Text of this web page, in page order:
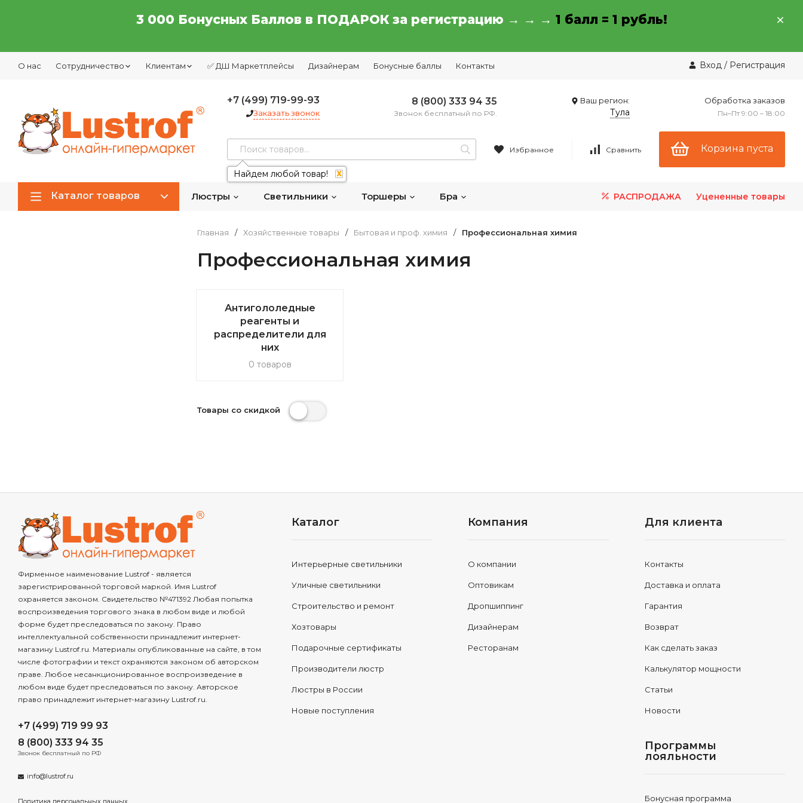
3 000 Бонусных Баллов в ПОДАРОК за регистрацию → → → 1 балл = 1 рубль!
О нас Сотрудничество Клиентам ✅ ДШ Маркетплейсы Дизайнерам Бонусные баллы Контакты Вход / Регистрация
+7 (499) 719-99-93
Заказать звонок
8 (800) 333 94 35
Звонок бесплатный по РФ.
Ваш регион:
Тула
Обработка заказов
Пн–Пт 9:00 – 18:00
Найдем любой товар! X
Избранное Сравнить Корзина пуста
Каталог товаров Люстры Светильники Торшеры Бра РАСПРОДАЖА Уцененные товары
Главная / Хозяйственные товары / Бытовая и проф. химия / Профессиональная химия
Профессиональная химия
Антигололедные
реагенты и
распределители для
них
0 товаров
Товары со скидкой
Фирменное наименование Lustrof - является
зарегистрированной торговой маркой. Имя Lustrof
охраняется законом. Свидетельство №471392 Любая попытка
воспроизведения торгового знака в любом виде и любой
форме будет преследоваться по закону. Право
интеллектуальной собственности принадлежит интернет-
магазину Lustrof.ru. Материалы опубликованные на сайте, в том
числе фотографии и текст охраняются законом об авторском
праве. Любое несанкционированное воспроизведение в
любом виде будет преследоваться по закону. Авторское
право принадлежит интернет-магазину Lustrof.ru.
+7 (499) 719 99 93
8 (800) 333 94 35
Звонок бесплатный по РФ
info@lustrof.ru
Политика персональных данных
Каталог
Интерьерные светильники
Уличные светильники
Строительство и ремонт
Хозтовары
Подарочные сертификаты
Производители люстр
Люстры в России
Новые поступления
Компания
О компании
Оптовикам
Дропшиппинг
Дизайнерам
Ресторанам
Для клиента
Контакты
Доставка и оплата
Гарантия
Возврат
Как сделать заказ
Калькулятор мощности
Статьи
Новости
Программы
лояльности
Бонусная программа